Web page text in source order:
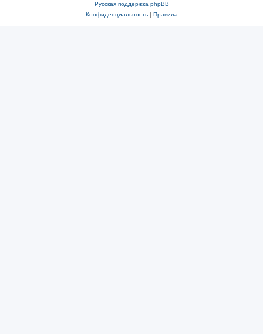
Русская поддержка phpBB
Конфиденциальность| Правила